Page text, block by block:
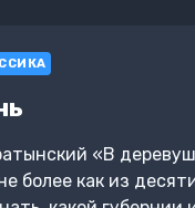
«В
более как из